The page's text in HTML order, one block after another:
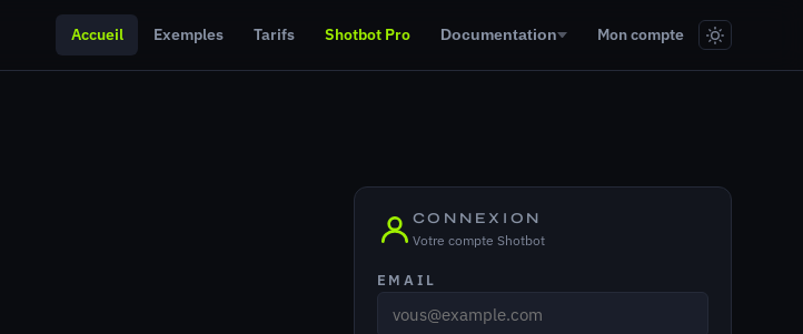
Accueil Exemples Tarifs Shotbot Pro Documentation Mon compte
CONNEXION
Votre compte Shotbot
EMAIL